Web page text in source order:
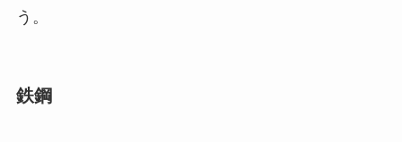
う。
鉄鋼